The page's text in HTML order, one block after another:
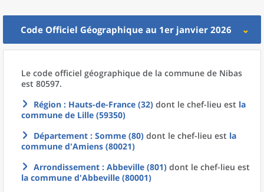
Code Officiel Géographique au 1er janvier 2026
Le code officiel géographique de la commune de Nibas
est 80597.
Région : Hauts-de-France (32) dont le chef-lieu est la
commune de Lille (59350)
Département : Somme (80) dont le chef-lieu est la
commune d'Amiens (80021)
Arrondissement : Abbeville (801) dont le chef-lieu est
la commune d'Abbeville (80001)